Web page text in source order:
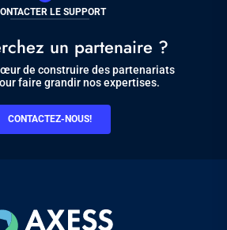
LE SUPPORT
un partenaire ?
de construire des partenariats
faire grandir nos expertises.
CONTACTEZ-NOUS!